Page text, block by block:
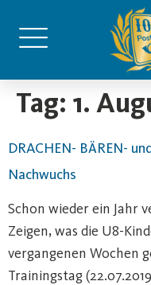
Tag: 1.
DRACHEN- BÄREN-
Nachwuchs
Schon wieder ein Jahr
Zeigen, was die U8-
vergangenen Wochen
Trainingstag